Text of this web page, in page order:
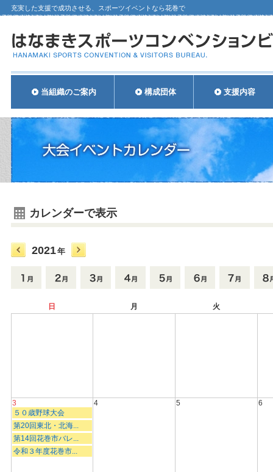
充実した支援で成功させる、スポーツイベントなら花巻で
当組織のご案内 構成団体 支援内容
カレンダーで表示
2021年
日 月 火
3
５０歳野球大会
第20回東北・北海...
第14回花巻市バレ...
令和３年度花巻市...
4 5 6